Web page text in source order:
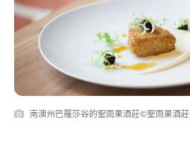
南澳州巴羅莎谷的聖雨果酒莊©聖雨果酒莊